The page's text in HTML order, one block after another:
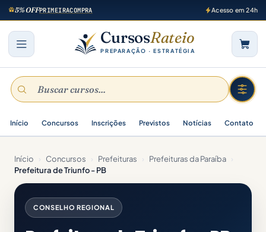
5% OFFPRIMEIRACOMPRA Acesso em 24h
CursosRateio
PREPARAÇÃO · ESTRATÉGIA
Início Concursos Inscrições Previstos Notícias Contato
Início › Concursos › Prefeituras › Prefeituras da Paraíba ›
Prefeitura de Triunfo - PB
CONSELHO REGIONAL